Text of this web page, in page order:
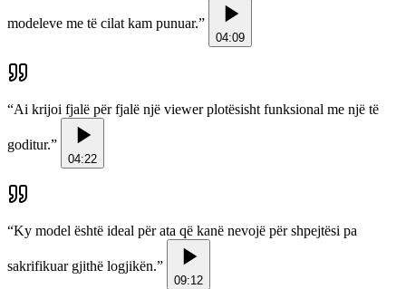
modeleve me të cilat kam punuar.”
04:09
“Ai krijoi fjalë për fjalë një viewer plotësisht funksional me një të
goditur.”
04:22
“Ky model është ideal për ata që kanë nevojë për shpejtësi pa
sakrifikuar gjithë logjikën.”
09:12